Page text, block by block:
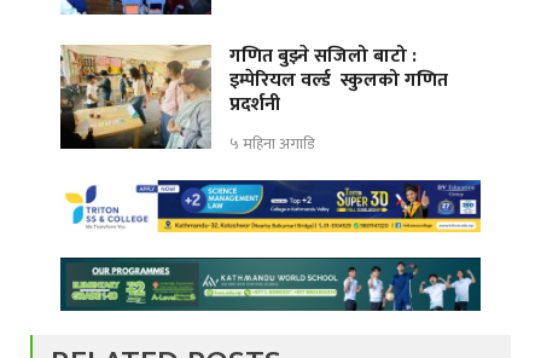
गणित बुझ्ने सजिलो बाटो :
इम्पेरियल वर्ल्ड स्कुलको गणित
प्रदर्शनी
५ महिना अगाडि